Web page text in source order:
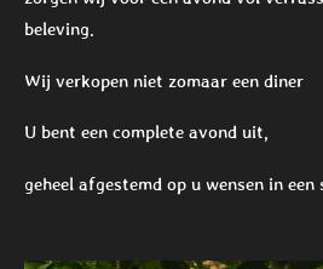
beleving.
Wij verkopen niet zomaar een diner
U bent een complete avond uit,
geheel afgestemd op u wensen in